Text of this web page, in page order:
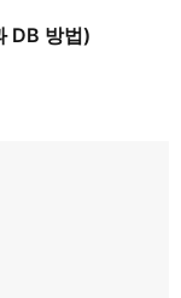
DB 방법)